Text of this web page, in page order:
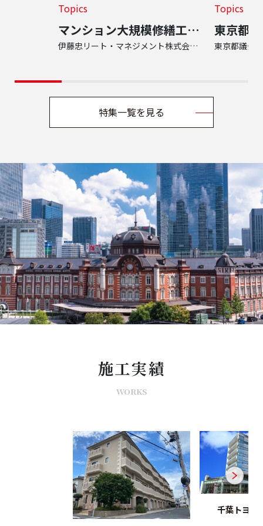
Topics
マンション大規模修繕工事の竣工検査の様子をご紹介します
伊藤忠リート・マネジメント株式会社 様
Topics
特集一覧を見る
施工実績
WORKS
千葉トヨ